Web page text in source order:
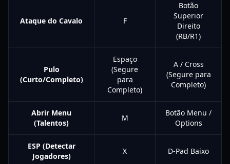
Ataque do Cavalo F
Botão
Superior
Direito
(RB/R1)
Pulo
(Curto/Completo)
Espaço
(Segure
para
Completo)
A / Cross
(Segure para
Completo)
Abrir Menu
(Talentos)
M
Botão Menu /
Options
ESP (Detectar
Jogadores)
X D-Pad Baixo